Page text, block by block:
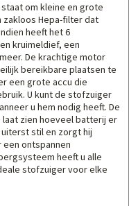
staat om kleine en grote
Hepa-filter dat
heeft het 6
kruimeldief, een
De krachtige motor
bereikbare plaatsen te
een grote accu die
U kunt de stofzuiger
u hem nodig heeft. De
zien hoeveel batterij er
uiterst stil en zorgt hij
ontspannen
heeft u alle
stofzuiger voor elke